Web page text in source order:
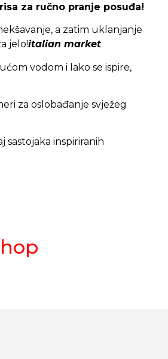
za ručno pranje posuđa!
a zatim uklanjanje
jelo!italian market
vodom i lako se ispire,
za oslobađanje svježeg
sastojaka inspiriranih